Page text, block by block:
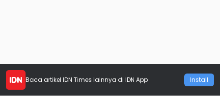
Baca artikel IDN Times lainnya di IDN App Install